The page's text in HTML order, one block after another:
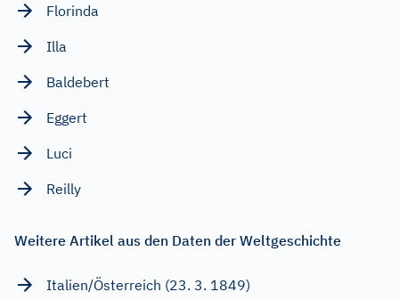
Florinda
Illa
Baldebert
Eggert
Luci
Reilly
Weitere Artikel aus den Daten der Weltgeschichte
Italien/Österreich (23. 3. 1849)